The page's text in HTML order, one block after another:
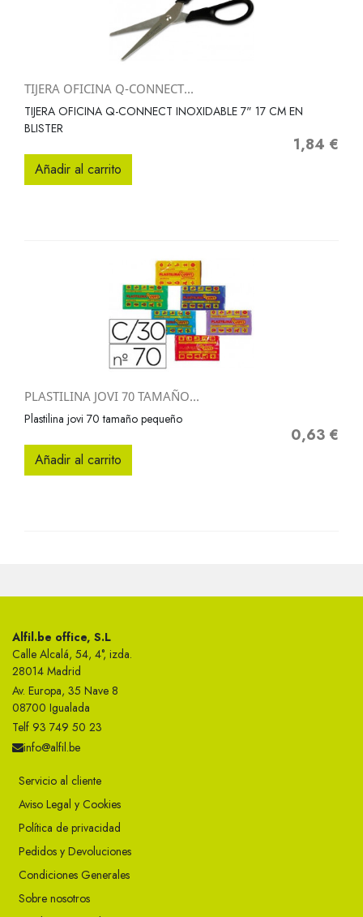
TIJERA OFICINA Q-CONNECT...
TIJERA OFICINA Q-CONNECT INOXIDABLE 7" 17 CM EN
BLISTER
Precio
1,84 €
Añadir al carrito
PLASTILINA JOVI 70 TAMAÑO...
Plastilina jovi 70 tamaño pequeño
Precio
0,63 €
Añadir al carrito
Alfil.be office, S.L
Calle Alcalá, 54, 4°, izda.
28014 Madrid
Av. Europa, 35 Nave 8
08700 Igualada
Telf 93 749 50 23
info@alfil.be
Servicio al cliente
Aviso Legal y Cookies
Política de privacidad
Pedidos y Devoluciones
Condiciones Generales
Sobre nosotros